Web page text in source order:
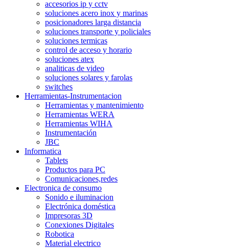
accesorios ip y cctv
soluciones acero inox y marinas
posicionadores larga distancia
soluciones transporte y policiales
soluciones termicas
control de acceso y horario
soluciones atex
analiticas de video
soluciones solares y farolas
switches
Herramientas-Instrumentacion
Herramientas y mantenimiento
Herramientas WERA
Herramientas WIHA
Instrumentación
JBC
Informatica
Tablets
Productos para PC
Comunicaciones,redes
Electronica de consumo
Sonido e iluminacion
Electrónica doméstica
Impresoras 3D
Conexiones Digitales
Robotica
Material electrico